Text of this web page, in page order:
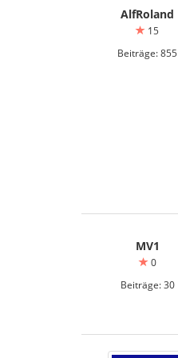
AlfRoland
15
Beiträge: 855
MV1
0
Beiträge: 30